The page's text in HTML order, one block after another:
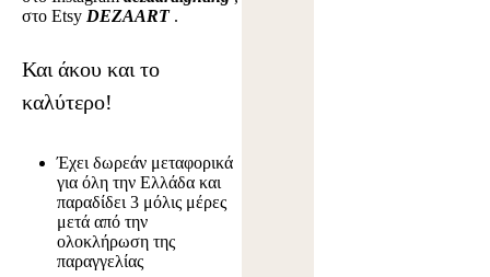
στο Etsy DEZAART.
Και άκου και το
καλύτερο!
Έχει δωρεάν μεταφορικά
για όλη την Ελλάδα και
παραδίδει 3 μόλις μέρες
μετά από την
ολοκλήρωση της
παραγγελίας